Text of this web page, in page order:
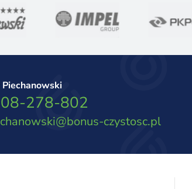
Piechanowski
278-802
czystosc.pl